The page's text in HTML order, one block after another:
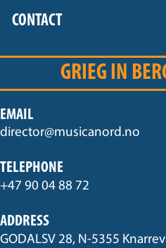
CONTACT
GRIEG IN
EMAIL
director@musicanord.no
TELEPHONE
+47 90 04 88 72
ADDRESS
GODALSV 28, N-5355